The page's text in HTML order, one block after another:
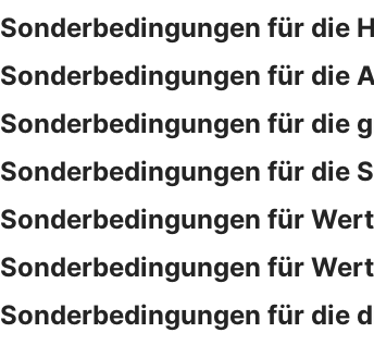
Sonderbedingungen für die
Sonderbedingungen für die
Sonderbedingungen für die
Sonderbedingungen für die
Sonderbedingungen für
Sonderbedingungen für
Sonderbedingungen für die